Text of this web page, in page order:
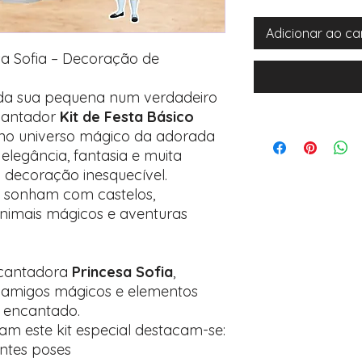
Sofia – Decoração de
sua pequena num verdadeiro
Kit de Festa Básico
universo mágico da adorada
fantasia e muita
inesquecível.
com castelos,
mágicos e aventuras
Princesa Sofia,
mágicos e elementos
este kit especial destacam-se:
poses
Adicionar ao